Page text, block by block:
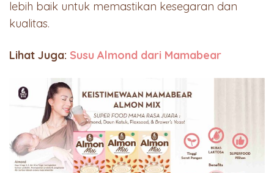
lebih baik untuk memastikan kesegaran dan
kualitas.
Lihat Juga: Susu Almond dari Mamabear